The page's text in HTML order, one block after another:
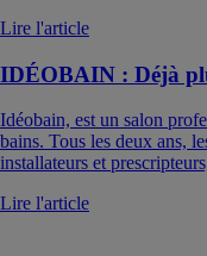
Lire l'article
IDÉOBAIN : Déjà
Idéobain, est un salon
bains. Tous les deux ans,
installateurs et
Lire l'article